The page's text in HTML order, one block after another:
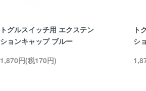
トグルスイッチ用 エクステン
ションキャップ ブルー
1,870円(税170円)
ト
シ